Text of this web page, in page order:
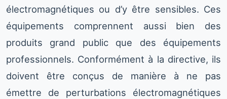
électromagnétiques ou d’y être sensibles. Ces
équipements comprennent aussi bien des
produits grand public que des équipements
professionnels. Conformément à la directive, ils
doivent être conçus de manière à ne pas
émettre de perturbations électromagnétiques